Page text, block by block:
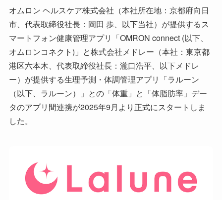
オムロン ヘルスケア株式会社（本社所在地：京都府向日
市、代表取締役社長：岡田 歩、以下当社）が提供するス
マートフォン健康管理アプリ「OMRON connect (以下、
オムロンコネクト)」と株式会社メドレー（本社：東京都
港区六本木、代表取締役社長：瀧口浩平、以下メドレ
ー）が提供する生理予測・体調管理アプリ「ラルーン
（以下、ラルーン）」との「体重」と「体脂肪率」デー
タのアプリ間連携が2025年9月より正式にスタートしま
した。